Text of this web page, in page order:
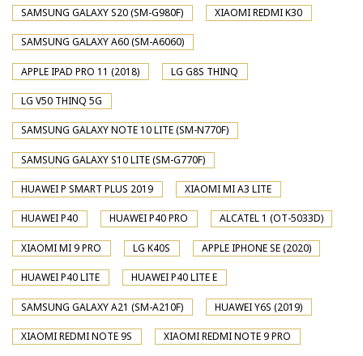
SAMSUNG GALAXY S20 (SM-G980F) XIAOMI REDMI K30
SAMSUNG GALAXY A60 (SM-A6060)
APPLE IPAD PRO 11 (2018) LG G8S THINQ
LG V50 THINQ 5G
SAMSUNG GALAXY NOTE 10 LITE (SM-N770F)
SAMSUNG GALAXY S10 LITE (SM-G770F)
HUAWEI P SMART PLUS 2019 XIAOMI MI A3 LITE
HUAWEI P40 HUAWEI P40 PRO ALCATEL 1 (OT-5033D)
XIAOMI MI 9 PRO LG K40S APPLE IPHONE SE (2020)
HUAWEI P40 LITE HUAWEI P40 LITE E
SAMSUNG GALAXY A21 (SM-A210F) HUAWEI Y6S (2019)
XIAOMI REDMI NOTE 9S XIAOMI REDMI NOTE 9 PRO